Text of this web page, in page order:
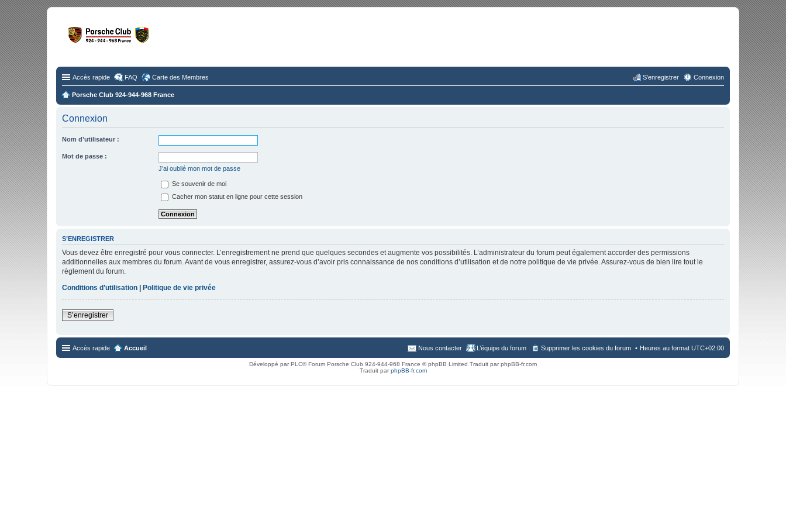
Accès rapide FAQ Carte des Membres Connexion
S’enregistrer
Porsche Club 924-944-968 France
Connexion
Nom d’utilisateur :
Mot de passe :
J’ai oublié mon mot de passe
Se souvenir de moi
Cacher mon statut en ligne pour cette session
S’ENREGISTRER
Vous devez être enregistré pour vous connecter. L’enregistrement ne prend que quelques secondes et augmente vos possibilités. L’administrateur du forum peut également accorder des permissions
additionnelles aux membres du forum. Avant de vous enregistrer, assurez-vous d’avoir pris connaissance de nos conditions d’utilisation et de notre politique de vie privée. Assurez-vous de bien lire tout le
règlement du forum.
Conditions d’utilisation | Politique de vie privée
S’enregistrer
Accès rapide Accueil Heures au format UTC+02:00
Supprimer les cookies du forum
L’équipe du forum
Nous contacter
Développé par PLC® Forum Porsche Club 924-944-968 France © phpBB Limited Traduit par phpBB-fr.com
Traduit parphpBB-fr.com